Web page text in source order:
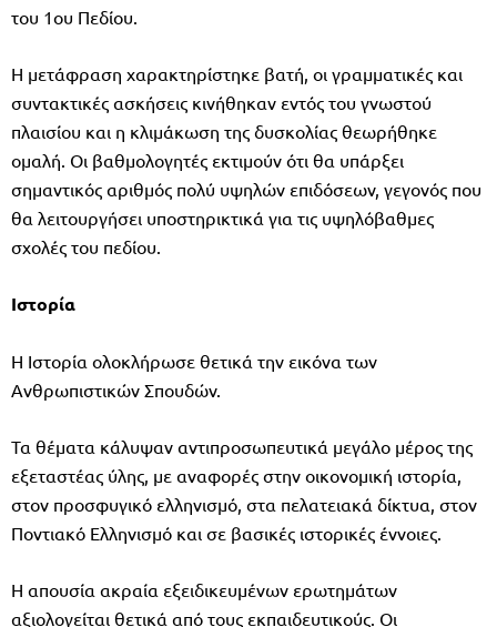
του 1ου Πεδίου.
Η μετάφραση χαρακτηρίστηκε βατή, οι γραμματικές και
συντακτικές ασκήσεις κινήθηκαν εντός του γνωστού
πλαισίου και η κλιμάκωση της δυσκολίας θεωρήθηκε
ομαλή. Οι βαθμολογητές εκτιμούν ότι θα υπάρξει
σημαντικός αριθμός πολύ υψηλών επιδόσεων, γεγονός που
θα λειτουργήσει υποστηρικτικά για τις υψηλόβαθμες
σχολές του πεδίου.
Ιστορία
Η Ιστορία ολοκλήρωσε θετικά την εικόνα των
Ανθρωπιστικών Σπουδών.
Τα θέματα κάλυψαν αντιπροσωπευτικά μεγάλο μέρος της
εξεταστέας ύλης, με αναφορές στην οικονομική ιστορία,
στον προσφυγικό ελληνισμό, στα πελατειακά δίκτυα, στον
Ποντιακό Ελληνισμό και σε βασικές ιστορικές έννοιες.
Η απουσία ακραία εξειδικευμένων ερωτημάτων
αξιολογείται θετικά από τους εκπαιδευτικούς. Οι